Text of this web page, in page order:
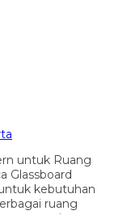
untuk Ruang
Glassboard
kebutuhan
ruang